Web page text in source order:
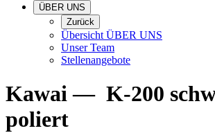
ÜBER UNS
Zurück
Übersicht ÜBER UNS
Unser Team
Stellenangebote
Kawai— K-200
poliert